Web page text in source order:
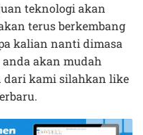
teknologi akan
terus berkembang
kalian nanti dimasa
akan mudah
dari kami silahkan like